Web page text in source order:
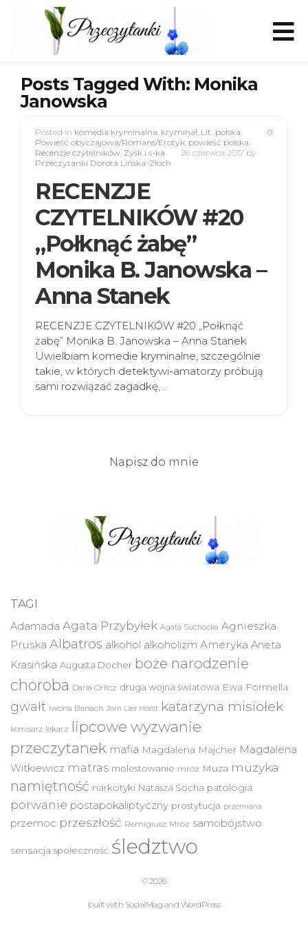
Posts Tagged With: Monika
Janowska
0
Posted in komedia kryminalna, kryminał, Lit. polska,
Powieść obyczajowa/Romans/Erotyk, powieść polska,
Recenzje czytelników, Zysk i s-ka 26 czerwca 2017 by
Przeczytanki Dorota Lińska-Złoch
RECENZJE
CZYTELNIKÓW #20
„Połknąć żabę”
Monika B. Janowska –
Anna Stanek
RECENZJE CZYTELNIKÓW #20 „Połknąć
żabę” Monika B. Janowska – Anna Stanek
Uwielbiam komedie kryminalne, szczególnie
takie, w których detektywi-amatorzy próbują
sami rozwiązać zagadkę,…
Napisz do mnie
TAGI
Adamada Agata Przybyłek Agata Suchocka Agnieszka
Pruska Albatros alkohol alkoholizm Ameryka Aneta
Krasińska Augusta Docher boże narodzenie
choroba Daria Orlicz druga wojna światowa Ewa Formella
gwałt Iwona Banach Jorn Lier Horst katarzyna misiołek
komisarz lekarz lipcowe wyzwanie
przeczytanek mafia Magdalena Majcher Magdalena
Witkiewicz matras molestowanie mróz Muza muzyka
namiętność narkotyki Natasza Socha patologia
porwanie postapokaliptyczny prostytucja przemiana
przemoc przeszłość Remigiusz Mróz samobójstwo
sensacja społeczność śledztwo
© 2026
built with SocialMag and WordPress